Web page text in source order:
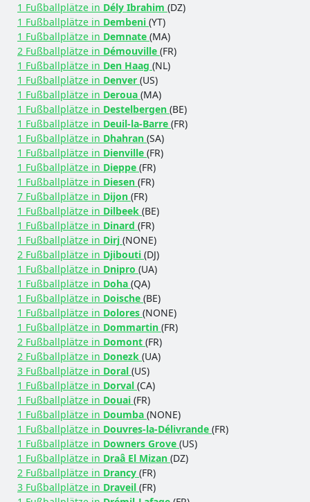
1 Fußballplätze in Dély Ibrahim (DZ)
1 Fußballplätze in Dembeni (YT)
1 Fußballplätze in Demnate (MA)
2 Fußballplätze in Démouville (FR)
1 Fußballplätze in Den Haag (NL)
1 Fußballplätze in Denver (US)
1 Fußballplätze in Deroua (MA)
1 Fußballplätze in Destelbergen (BE)
1 Fußballplätze in Deuil-la-Barre (FR)
1 Fußballplätze in Dhahran (SA)
1 Fußballplätze in Dienville (FR)
1 Fußballplätze in Dieppe (FR)
1 Fußballplätze in Diesen (FR)
7 Fußballplätze in Dijon (FR)
1 Fußballplätze in Dilbeek (BE)
1 Fußballplätze in Dinard (FR)
1 Fußballplätze in Dirj (NONE)
2 Fußballplätze in Djibouti (DJ)
1 Fußballplätze in Dnipro (UA)
1 Fußballplätze in Doha (QA)
1 Fußballplätze in Doische (BE)
1 Fußballplätze in Dolores (NONE)
1 Fußballplätze in Dommartin (FR)
2 Fußballplätze in Domont (FR)
2 Fußballplätze in Donezk (UA)
3 Fußballplätze in Doral (US)
1 Fußballplätze in Dorval (CA)
1 Fußballplätze in Douai (FR)
1 Fußballplätze in Doumba (NONE)
1 Fußballplätze in Douvres-la-Délivrande (FR)
1 Fußballplätze in Downers Grove (US)
1 Fußballplätze in Draâ El Mizan (DZ)
2 Fußballplätze in Drancy (FR)
3 Fußballplätze in Draveil (FR)